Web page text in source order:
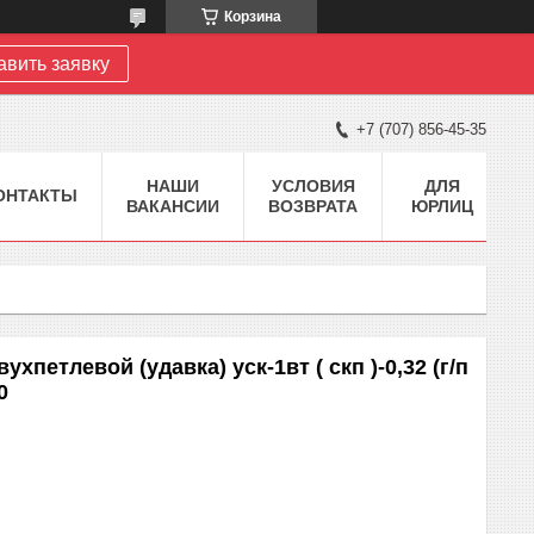
Корзина
заявку
+7 (707) 856-45-35
НАШИ
ВАКАНСИИ
УСЛОВИЯ
ВОЗВРАТА
ДЛЯ
ЮРЛИЦ
(удавка) уск-1вт ( скп )-0,32 (г/п